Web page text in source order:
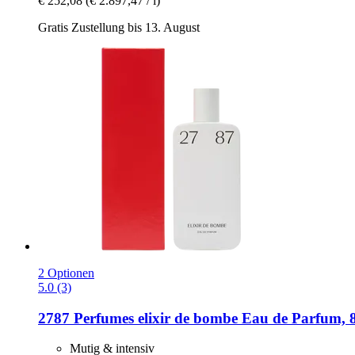
Gratis Zustellung bis 13. August
2 Optionen
5.0 (3)
2787 Perfumes elixir de bombe Eau de Parfum,
Mutig & intensiv